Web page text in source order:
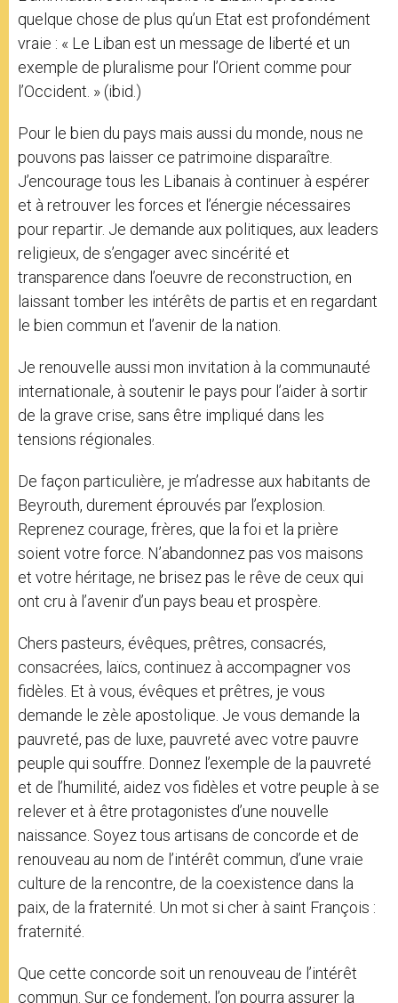
quelque chose de plus qu’un Etat est profondément
vraie : « Le Liban est un message de liberté et un
exemple de pluralisme pour l’Orient comme pour
l’Occident. » (ibid.)
Pour le bien du pays mais aussi du monde, nous ne
pouvons pas laisser ce patrimoine disparaître.
J’encourage tous les Libanais à continuer à espérer
et à retrouver les forces et l’énergie nécessaires
pour repartir. Je demande aux politiques, aux leaders
religieux, de s’engager avec sincérité et
transparence dans l’oeuvre de reconstruction, en
laissant tomber les intérêts de partis et en regardant
le bien commun et l’avenir de la nation.
Je renouvelle aussi mon invitation à la communauté
internationale, à soutenir le pays pour l’aider à sortir
de la grave crise, sans être impliqué dans les
tensions régionales.
De façon particulière, je m’adresse aux habitants de
Beyrouth, durement éprouvés par l’explosion.
Reprenez courage, frères, que la foi et la prière
soient votre force. N’abandonnez pas vos maisons
et votre héritage, ne brisez pas le rêve de ceux qui
ont cru à l’avenir d’un pays beau et prospère.
Chers pasteurs, évêques, prêtres, consacrés,
consacrées, laïcs, continuez à accompagner vos
fidèles. Et à vous, évêques et prêtres, je vous
demande le zèle apostolique. Je vous demande la
pauvreté, pas de luxe, pauvreté avec votre pauvre
peuple qui souffre. Donnez l’exemple de la pauvreté
et de l’humilité, aidez vos fidèles et votre peuple à se
relever et à être protagonistes d’une nouvelle
naissance. Soyez tous artisans de concorde et de
renouveau au nom de l’intérêt commun, d’une vraie
culture de la rencontre, de la coexistence dans la
paix, de la fraternité. Un mot si cher à saint François :
fraternité.
Que cette concorde soit un renouveau de l’intérêt
commun. Sur ce fondement, l’on pourra assurer la